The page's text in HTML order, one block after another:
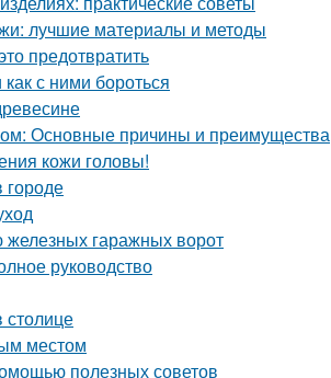
лучшие материалы и методы
предотвратить
с ними бороться
Основные причины и преимущества
кожи головы!
городе
железных гаражных ворот
руководство
местом
полезных советов